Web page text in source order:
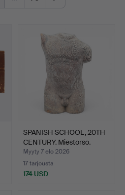
SPANISH SCHOOL, 20TH
CENTURY. Miestorso.
Myyty 7 elo 2026
17 tarjousta
174 USD